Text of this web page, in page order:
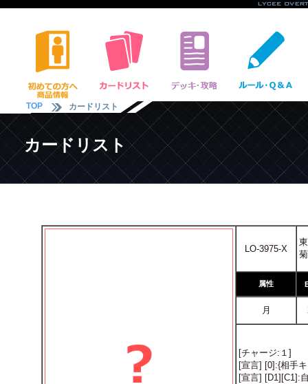
TOP カードリスト
カードリスト
LO-3975-X
属性
月
[チャージ:１]
[宣言] [0]:{相手
[宣言] [D1][C1]: